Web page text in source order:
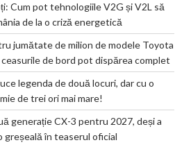
Cum pot tehnologiile V2G și V2L să
de la o criză energetică
jumătate de milion de modele Toyota
de bord pot dispărea complet
legenda de două locuri, dar cu o
de trei ori mai mare!
generație CX-3 pentru 2027, deși a
greșeală în teaserul oficial